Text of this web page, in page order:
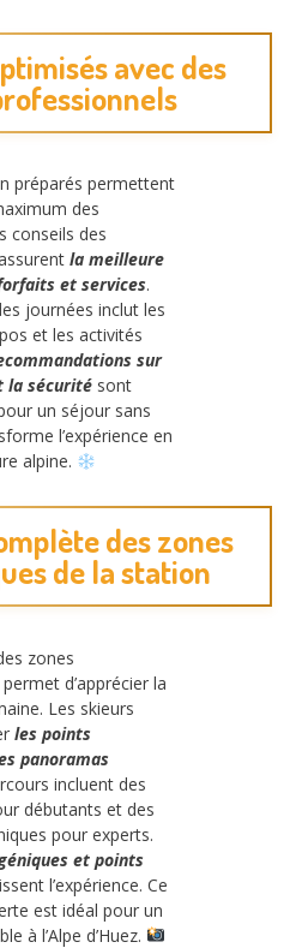
avec des
préparés permettent
des
conseils des
la meilleure
et services.
journées inclut les
et les activités
sur
la sécurité sont
un séjour sans
l’expérience en
alpine.
des zones
de la station
zones
d’apprécier la
Les skieurs
les points
panoramas
incluent des
débutants et des
pour experts.
et points
l’expérience. Ce
est idéal pour un
à l’Alpe d’Huez.